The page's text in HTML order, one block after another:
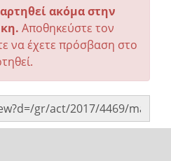
ακόμα στην
Αποθηκεύστε τον
να έχετε πρόσβαση στο